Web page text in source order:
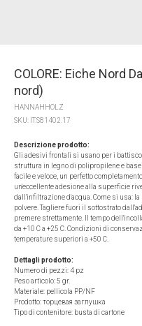
COLORE: Eiche Nord
nord)
HANNAHHOLZ
SKU: IT.S81402.17
Descrizione prodotto:
Gli adesivi frontali si usano per i
struttura in legno di polipropilene e
facile e veloce, un perfetto
un'eccellente adesione alla superficie
dall'infiltrazione d'acqua. Come si usa:
polvere. Tagliere fuori il sottostrato
premere strettamente. Il tempo
da +10 С a +25 С. Condizioni di
temperature superiori a +50 С.
Dettagli prodotto:
Numero di pezzi: 4 pz
Peso articolo: 5 gr.
Materiale: pellicola PP/NF
Prodotto: торцевая заглушка
Tipo di contenitore: busta di cartone